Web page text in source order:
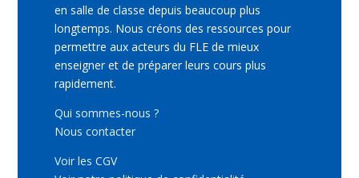
en salle de classe depuis beaucoup plus
longtemps. Nous créons des ressources pour
permettre aux acteurs du FLE de mieux
enseigner et de préparer leurs cours plus
rapidement.
Qui sommes-nous ?
Nous contacter
Voir les CGV